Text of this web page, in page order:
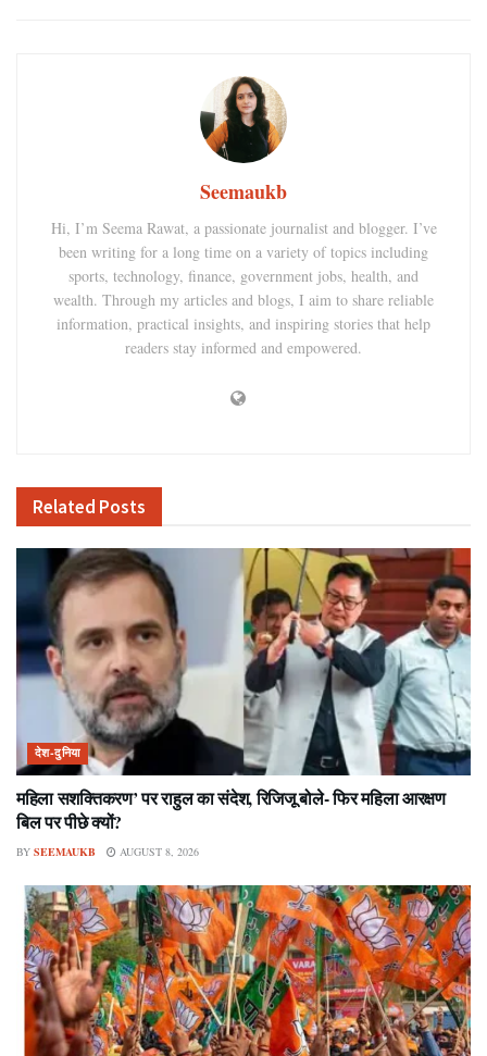
Seemaukb
Hi, I’m Seema Rawat, a passionate journalist and blogger. I’ve
been writing for a long time on a variety of topics including
sports, technology, finance, government jobs, health, and
wealth. Through my articles and blogs, I aim to share reliable
information, practical insights, and inspiring stories that help
readers stay informed and empowered.
Related Posts
देश-दुनिया
महिला सशक्तिकरण’ पर राहुल का संदेश, रिजिजू बोले- फिर महिला आरक्षण
बिल पर पीछे क्यों?
BY SEEMAUKB AUGUST 8, 2026